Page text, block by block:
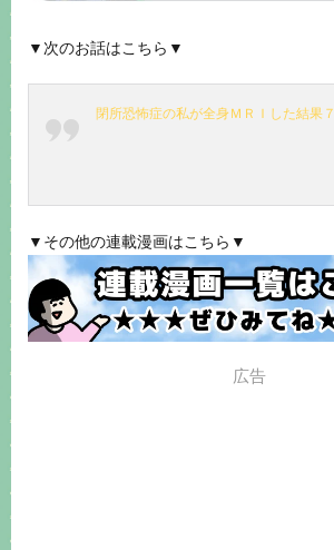
▼次のお話はこちら▼
閉所恐怖症の私が全身ＭＲＩした結果７
▼その他の連載漫画はこちら▼
広告